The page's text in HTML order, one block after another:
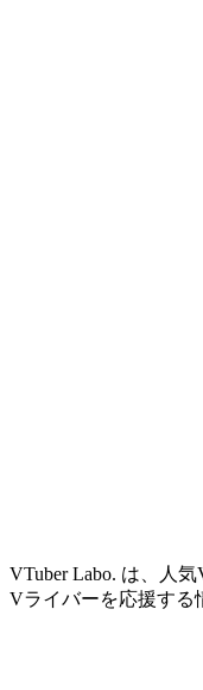
VTuber Labo. は、人
Vライバーを応援する